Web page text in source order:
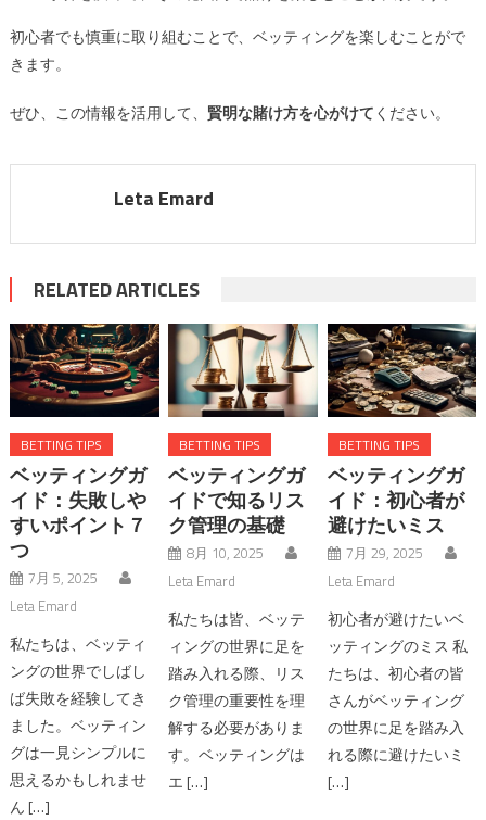
初心者でも慎重に取り組むことで、ベッティングを楽しむことがで
きます。
ぜひ、この情報を活用して、 賢明な賭け方を心がけてください。
Leta Emard
RELATED ARTICLES
BETTING TIPS
ベッティングガ
イド：失敗しや
すいポイント７
つ
7月 5, 2025
Leta Emard
私たちは、ベッティ
ングの世界でしばし
ば失敗を経験してき
ました。ベッティン
グは一見シンプルに
思えるかもしれませ
ん […]
BETTING TIPS
ベッティングガ
イドで知るリス
ク管理の基礎
8月 10, 2025
Leta Emard
私たちは皆、ベッテ
ィングの世界に足を
踏み入れる際、リス
ク管理の重要性を理
解する必要がありま
す。ベッティングは
エ […]
BETTING TIPS
ベッティングガ
イド：初心者が
避けたいミス
7月 29, 2025
Leta Emard
初心者が避けたいベ
ッティングのミス 私
たちは、初心者の皆
さんがベッティング
の世界に足を踏み入
れる際に避けたいミ
[…]